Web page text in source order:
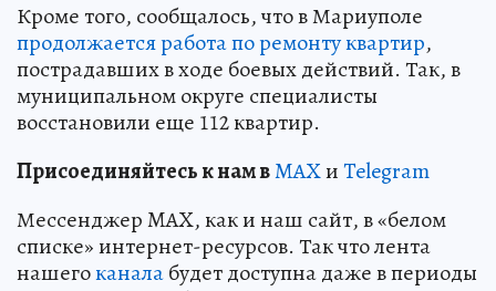
Кроме того, сообщалось, что в Мариуполе
продолжается работа по ремонту квартир,
пострадавших в ходе боевых действий. Так, в
муниципальном округе специалисты
восстановили еще 112 квартир.
Присоединяйтесь к нам вMAXиTelegram
Мессенджер MAX, как и наш сайт, в «белом
списке» интернет-ресурсов. Так что лента
нашегоканалабудет доступна даже в периоды